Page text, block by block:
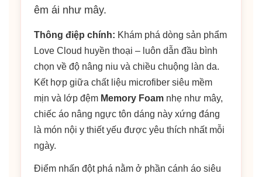
êm ái như mây.
Thông điệp chính: Khám phá dòng sản phẩm
Love Cloud huyền thoại – luôn dẫn đầu bình
chọn về độ nâng niu và chiều chuộng làn da.
Kết hợp giữa chất liệu microfiber siêu mềm
mịn và lớp đệm Memory Foam nhẹ như mây,
chiếc áo nâng ngực tôn dáng này xứng đáng
là món nội y thiết yếu được yêu thích nhất mỗi
ngày.
Điểm nhấn đột phá nằm ở phần cánh áo siêu